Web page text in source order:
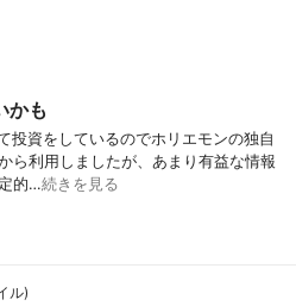
かも
投資をしているのでホリエモンの独自
ら利用しましたが、あまり有益な情報
的…続きを見る
ル)